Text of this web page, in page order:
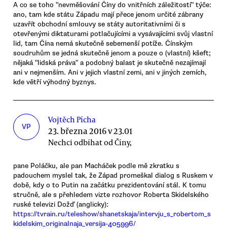
A co se toho "nevměšování Číny do vnitřních záležitostí" týče:
ano, tam kde státu Západu mají přece jenom určité zábrany
uzavřít obchodní smlouvy se státy autoritativními či s
otevřenými diktaturami potlačujícími a vysávajícími svůj vlastní
lid, tam Čína nemá skutečně sebemenší potíže. Čínským
soudruhům se jedná skutečně jenom a pouze o (vlastní) kšeft;
nějaká "lidská práva" a podobný balast je skutečně nezajímají
ani v nejmenším. Ani v jejich vlastní zemi, ani v jiných zemích,
kde větří výhodný byznys.
VP
Vojtěch Pícha
23. března 2016 v 23.01
Nechci odbíhat od Číny,
pane Poláčku, ale pan Macháček podle mě zkratku s
padouchem myslel tak, že Západ promeškal dialog s Ruskem v
době, kdy o to Putin na začátku prezidentování stál. K tomu
stručně, ale s přehledem vizte rozhovor Roberta Skidelského
ruské televizi Dožď (anglicky):
https://tvrain.ru/teleshow/shanetskaja/intervju_s_robertom_s
kidelskim_originalnaja_versija-405996/